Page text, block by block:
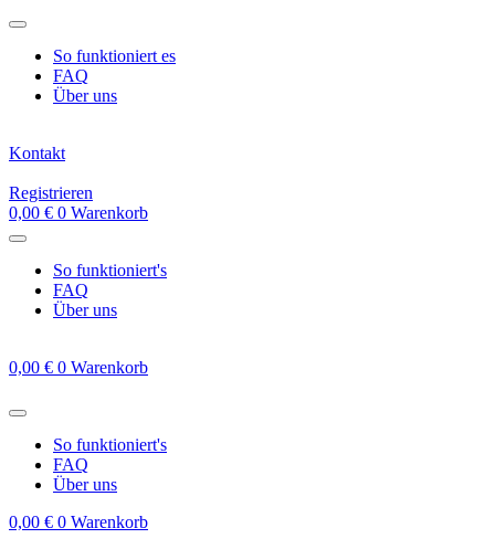
Zum
springenSo funktioniert es
FAQ
Über uns
Kontakt
Registrieren
0,00 € 0 Warenkorb
So funktioniert's
FAQ
Über uns
0,00 € 0 Warenkorb
So funktioniert's
FAQ
Über uns
0,00 € 0 Warenkorb